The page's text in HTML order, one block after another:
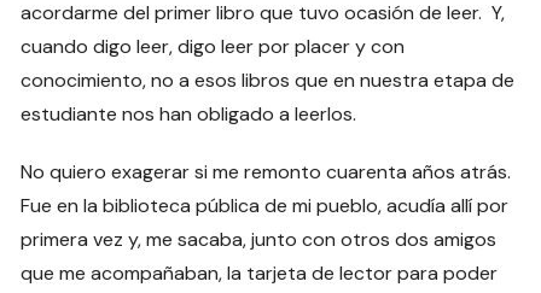
acordarme del primer libro que tuvo ocasión de leer. Y,
cuando digo leer, digo leer por placer y con
conocimiento, no a esos libros que en nuestra etapa de
estudiante nos han obligado a leerlos.
No quiero exagerar si me remonto cuarenta años atrás.
Fue en la biblioteca pública de mi pueblo, acudía allí por
primera vez y, me sacaba, junto con otros dos amigos
que me acompañaban, la tarjeta de lector para poder